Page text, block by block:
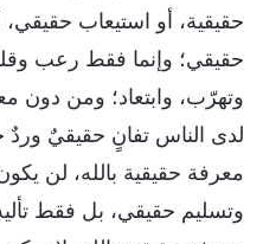
حقيقية، أو استيعاب
حقيقي؛ وإنما فقط رعب
وتهرّب، وابتعاد؛ ومن دون
لدى الناس تفانٍ حقيقيٌ
معرفة حقيقية بالله، لن
وتسليم حقيقي، بل فقط